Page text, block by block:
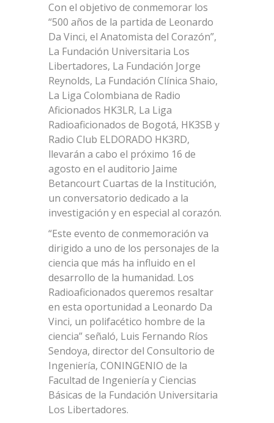
Con el objetivo de conmemorar los
“500 años de la partida de Leonardo
Da Vinci, el Anatomista del Corazón”,
La Fundación Universitaria Los
Libertadores, La Fundación Jorge
Reynolds, La Fundación Clínica Shaio,
La Liga Colombiana de Radio
Aficionados HK3LR, La Liga
Radioaficionados de Bogotá, HK3SB y
Radio Club ELDORADO HK3RD,
llevarán a cabo el próximo 16 de
agosto en el auditorio Jaime
Betancourt Cuartas de la Institución,
un conversatorio dedicado a la
investigación y en especial al corazón.
“Este evento de conmemoración va
dirigido a uno de los personajes de la
ciencia que más ha influido en el
desarrollo de la humanidad. Los
Radioaficionados queremos resaltar
en esta oportunidad a Leonardo Da
Vinci, un polifacético hombre de la
ciencia” señaló, Luis Fernando Ríos
Sendoya, director del Consultorio de
Ingeniería, CONINGENIO de la
Facultad de Ingeniería y Ciencias
Básicas de la Fundación Universitaria
Los Libertadores.